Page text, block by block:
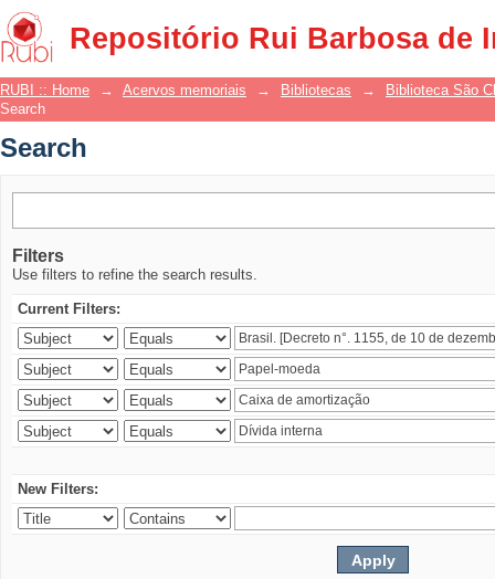
Repositório Rui Barbosa de
Search
RUBI :: Home → Acervos memoriais → Bibliotecas →
Biblioteca São
Search
Search
Filters
Use filters to refine the search results.
Current Filters:
New Filters: